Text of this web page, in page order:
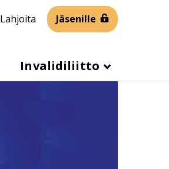
Lahjoita Jäsenille
Invalidiliitto